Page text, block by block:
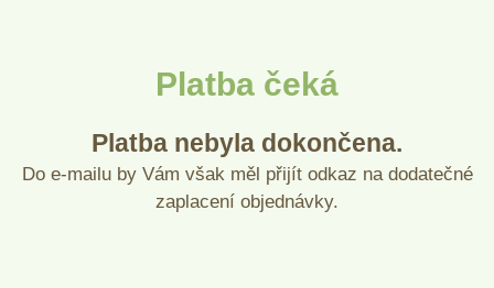
Platba čeká
Platba nebyla dokončena.
Do e-mailu by Vám však měl přijít odkaz na dodatečné
zaplacení objednávky.